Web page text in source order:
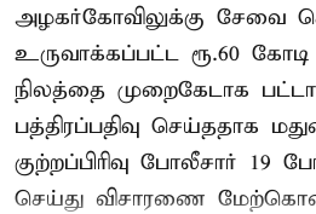
அழகர்கோவிலுக்கு சேவை
உருவாக்கப்பட்ட ரூ.60 கோடி
நிலத்தை முறைகேடாக
பத்திரப்பதிவு செய்ததாக
குற்றப்பிரிவு போலீசார் 19
செய்து விசாரணை